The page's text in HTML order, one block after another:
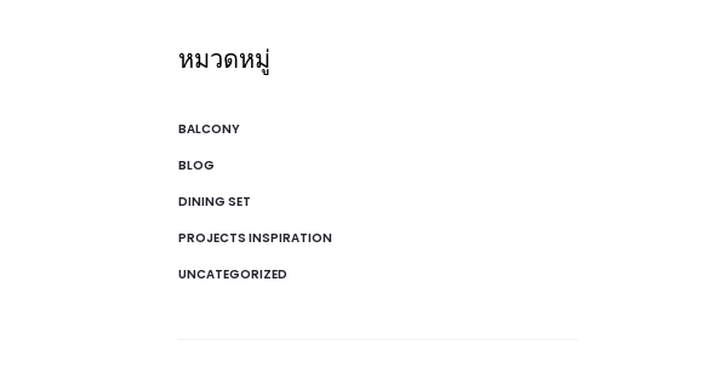
หมวดหมู่
BALCONY
BLOG
DINING SET
PROJECTS INSPIRATION
UNCATEGORIZED